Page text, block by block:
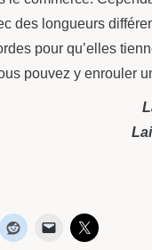
des longueurs
pour qu’elles
pouvez y enrouler